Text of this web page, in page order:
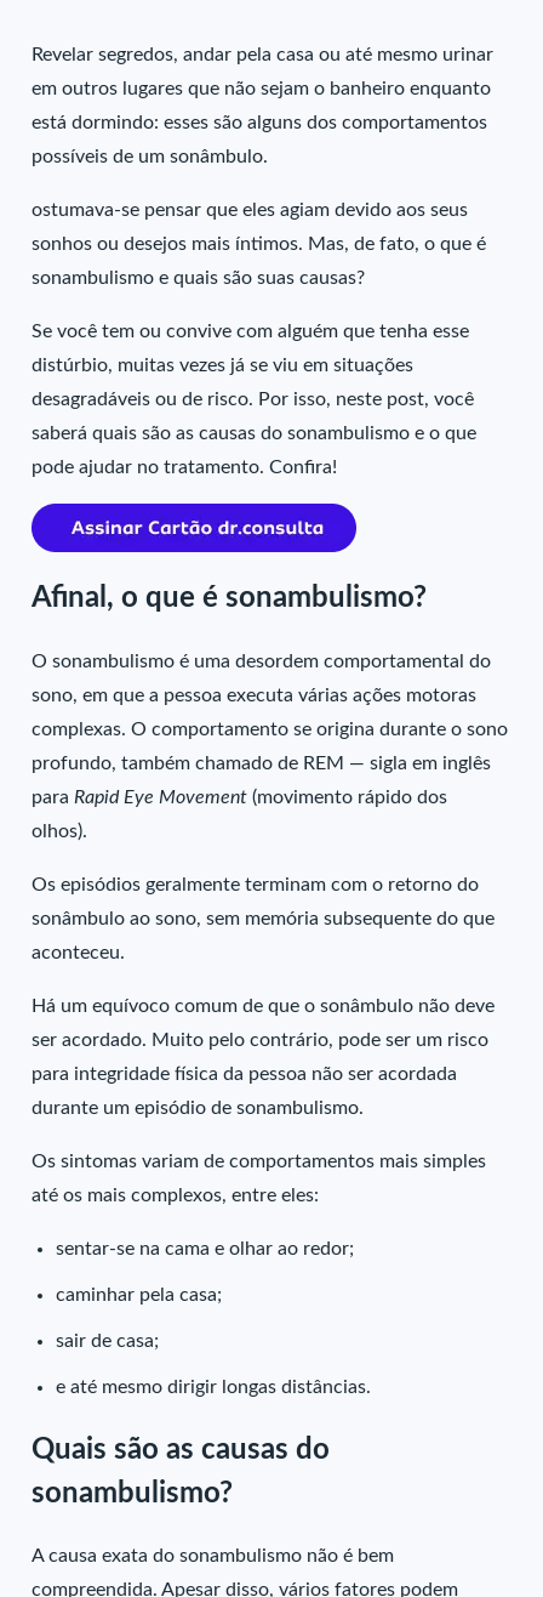
Revelar segredos, andar pela casa ou até mesmo urinar
em outros lugares que não sejam o banheiro enquanto
está dormindo: esses são alguns dos comportamentos
possíveis de um sonâmbulo.
ostumava-se pensar que eles agiam devido aos seus
sonhos ou desejos mais íntimos. Mas, de fato, o que é
sonambulismo e quais são suas causas?
Se você tem ou convive com alguém que tenha esse
distúrbio, muitas vezes já se viu em situações
desagradáveis ou de risco. Por isso, neste post, você
saberá quais são as causas do sonambulismo e o que
pode ajudar no tratamento. Confira!
Afinal, o que é sonambulismo?
O sonambulismo é uma desordem comportamental do
sono, em que a pessoa executa várias ações motoras
complexas. O comportamento se origina durante o sono
profundo, também chamado de REM — sigla em inglês
para Rapid Eye Movement (movimento rápido dos
olhos).
Os episódios geralmente terminam com o retorno do
sonâmbulo ao sono, sem memória subsequente do que
aconteceu.
Há um equívoco comum de que o sonâmbulo não deve
ser acordado. Muito pelo contrário, pode ser um risco
para integridade física da pessoa não ser acordada
durante um episódio de sonambulismo.
Os sintomas variam de comportamentos mais simples
até os mais complexos, entre eles:
sentar-se na cama e olhar ao redor;
caminhar pela casa;
sair de casa;
e até mesmo dirigir longas distâncias.
Quais são as causas do
sonambulismo?
A causa exata do sonambulismo não é bem
compreendida. Apesar disso, vários fatores podem